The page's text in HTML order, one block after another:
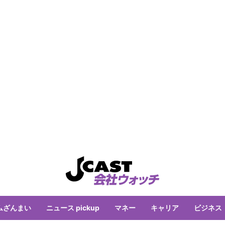
ざんまい ニュース pickup マネー キャリア ビジネス